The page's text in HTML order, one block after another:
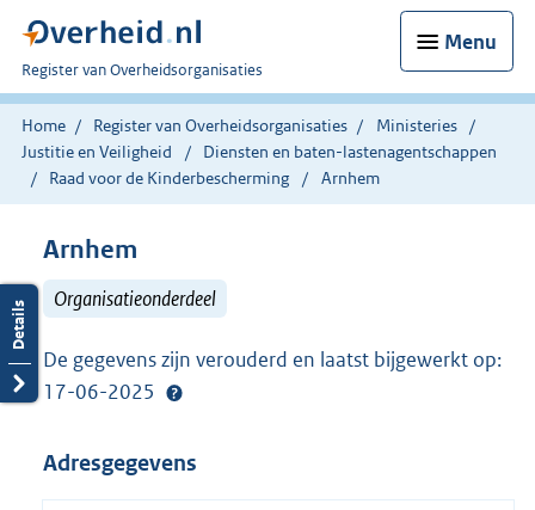
Menu
U
bent
nu
hier:
Register van Overheidsorganisaties
Home Register van Overheidsorganisaties
Ministeries
Justitie en Veiligheid
Diensten en baten-lastenagentschappen
Raad voor de Kinderbescherming
Arnhem
Arnhem
Organisatieonderdeel
De gegevens zijn verouderd en laatst bijgewerkt op:
17-06-2025
Adresgegevens